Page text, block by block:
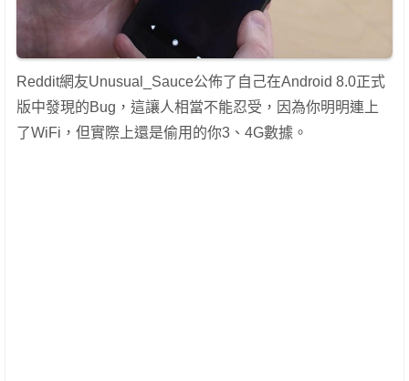
Reddit網友Unusual_Sauce公佈了自己在Android 8.0正式
版中發現的Bug，這讓人相當不能忍受，因為你明明連上
了WiFi，但實際上還是偷用的你3、4G數據。